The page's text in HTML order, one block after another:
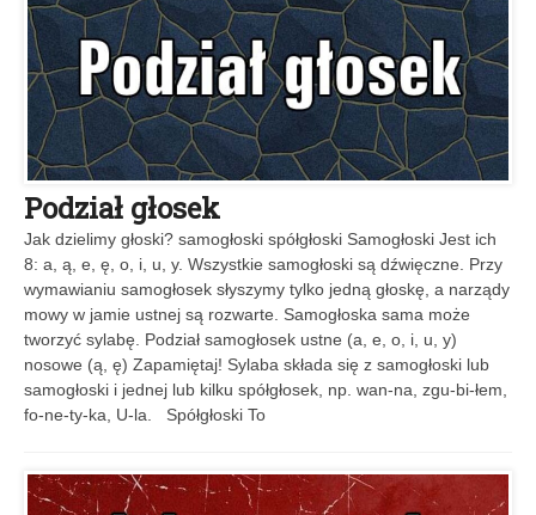
Podział głosek
Jak dzielimy głoski? samogłoski spółgłoski Samogłoski Jest ich
8: a, ą, e, ę, o, i, u, y. Wszystkie samogłoski są dźwięczne. Przy
wymawianiu samogłosek słyszymy tylko jedną głoskę, a narządy
mowy w jamie ustnej są rozwarte. Samogłoska sama może
tworzyć sylabę. Podział samogłosek ustne (a, e, o, i, u, y)
nosowe (ą, ę) Zapamiętaj! Sylaba składa się z samogłoski lub
samogłoski i jednej lub kilku spółgłosek, np. wan-na, zgu-bi-łem,
fo-ne-ty-ka, U-la. Spółgłoski To